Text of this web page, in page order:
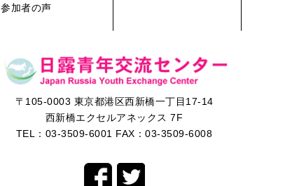
参加者の声
〒105-0003 東京都港区西新橋一丁目17-14
西新橋エクセルアネックス 7F
TEL： 03-3509-6001 FAX：03-3509-6008